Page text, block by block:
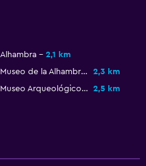
Alhambra
2,1 km
Museo de la Alhambra
2,3 km
Museo Arqueológico y Etnológico de Granada
2,5 km